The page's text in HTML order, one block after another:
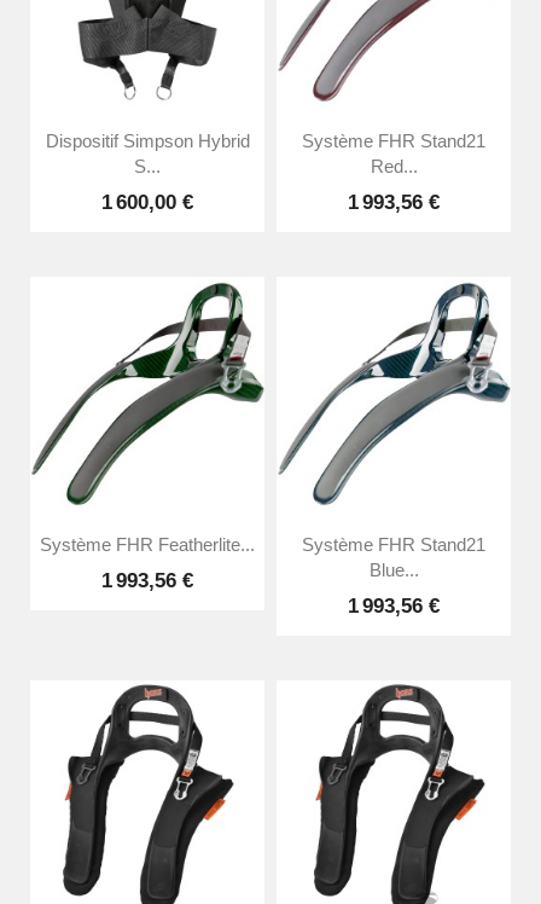
Dispositif Simpson Hybrid
S...
1 600,00 €
Système FHR Stand21
Red...
1 993,56 €
Système FHR Featherlite...
1 993,56 €
Système FHR Stand21
Blue...
1 993,56 €